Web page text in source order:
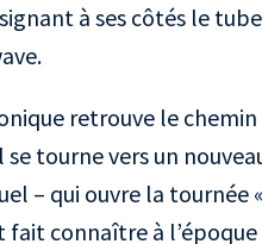
à ses côtés le
retrouve le
tourne vers un
– qui ouvre la tournée «
fait connaître à